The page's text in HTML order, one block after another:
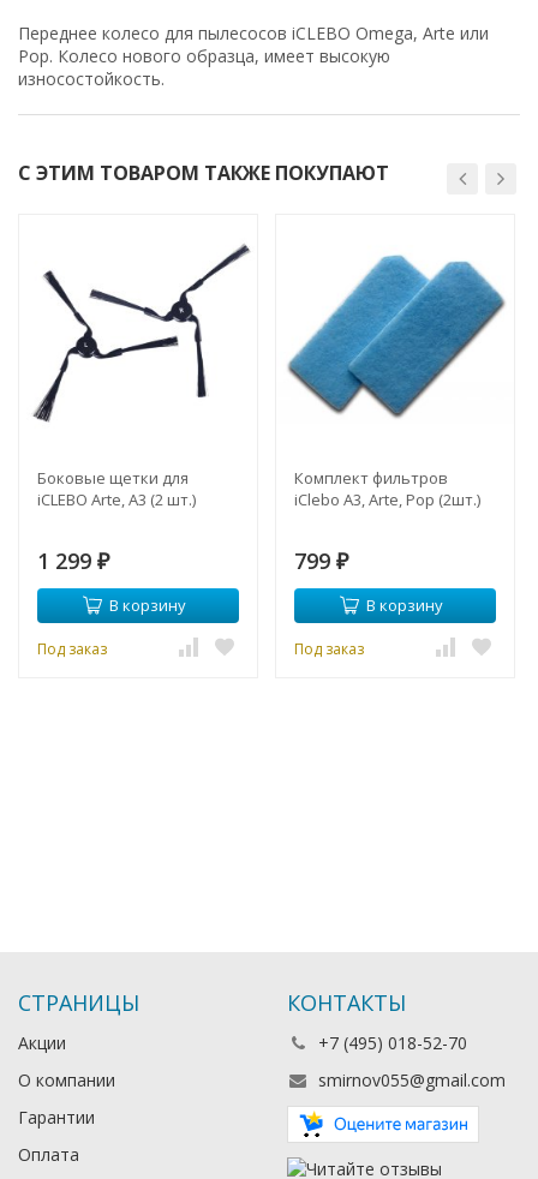
Переднее колесо для пылесосов iCLEBO Omega, Arte или
Pop. Колесо нового образца, имеет высокую
износостойкость.
С ЭТИМ ТОВАРОМ ТАКЖЕ ПОКУПАЮТ
Боковые щетки для
iCLEBO Arte, A3 (2 шт.)
1 299 ₽
В корзину
Под заказ
Комплект фильтров
iClebo A3, Arte, Pop (2шт.)
799 ₽
В корзину
Под заказ
СТРАНИЦЫ
Акции
О компании
Гарантии
Оплата
КОНТАКТЫ
+7 (495) 018-52-70
smirnov055@gmail.com